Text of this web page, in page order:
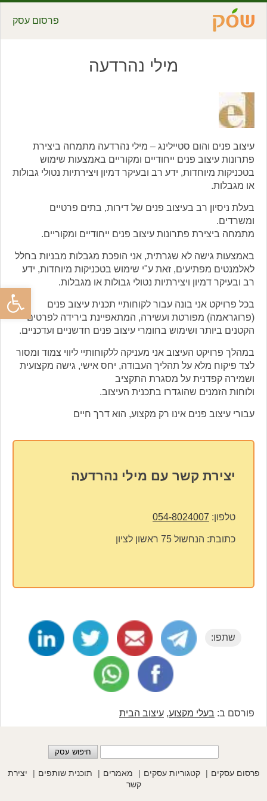
פתח
פרסום עסק
מילי נהרדעה
עיצוב פנים והום סטיילינג – מילי נהרדעה מתמחה ביצירת
פתרונות עיצוב פנים ייחודיים ומקוריים באמצעות שימוש
בטכניקות מיוחדות, ידע רב ובעיקר דמיון ויצירתיות נטולי גבולות
או מגבלות.
בעלת ניסיון רב בעיצוב פנים של דירות, בתים פרטיים
ומשרדים.
מתמחה ביצירת פתרונות עיצוב פנים ייחודיים ומקוריים.
באמצעות גישה לא שגרתית, אני הופכת מגבלות מבניות בחלל
לאלמנטים מפתיעים, זאת ע"י שימוש בטכניקות מיוחדות, ידע
רב ובעיקר דמיון ויצירתיות נטולי גבולות או מגבלות.
בכל פרויקט אני בונה עבור לקוחותיי תכנית עיצוב פנים
(פרוגראמה) מפורטת ועשירה, המתאפיינת בירידה לפרטים
הקטנים ביותר ושימוש בחומרי עיצוב פנים חדשניים ועדכניים.
במהלך פרויקט העיצוב אני מעניקה ללקוחותיי ליווי צמוד ומסור
לצד פיקוח מלא על תהליך העבודה, יחס אישי, גישה מקצועית
ושמירה קפדנית על מסגרת התקציב
ולוחות הזמנים שהוגדרו בתכנית העיצוב.
עבורי עיצוב פנים אינו רק מקצוע, הוא דרך חיים
יצירת קשר עם מילי נהרדעה
טלפון: 054-8024007
כתובת: הנחשול 75 ראשון לציון
שתפו:
פורסם ב: בעלי מקצוע, עיצוב הבית
פרסום עסקים קטגוריות עסקים מאמרים תוכנית שותפים
יצירת
קשר